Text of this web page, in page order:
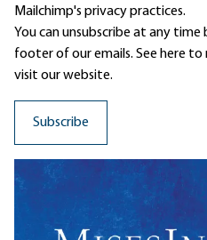
Mailchimp's privacy practices.
You can unsubscribe at any time
footer of our emails. See here to
visit our website.